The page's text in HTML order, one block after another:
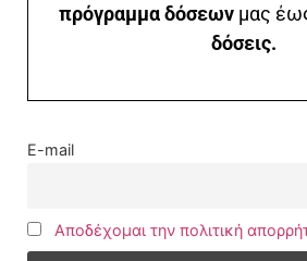
πρόγραμμα δόσεωνμας
δόσεις.
E-mail
Αποδέχομαι την πολιτική